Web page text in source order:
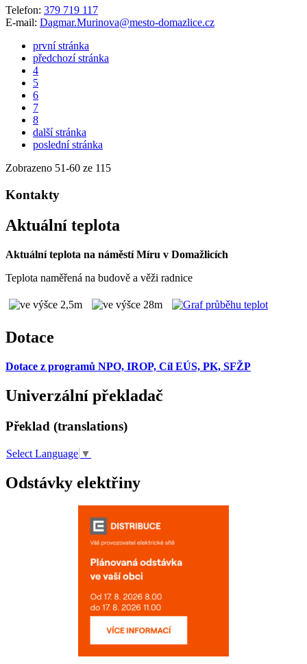
Telefon: 379 719 117
E-mail: Dagmar.Murinova@mesto-domazlice.cz
první stránka
předchozí stránka
4
5
6
7
8
další stránka
poslední stránka
Zobrazeno 51-60 ze 115
Kontakty
Aktuální teplota
Aktuální teplota na náměstí Míru v Domažlicích
Teplota naměřená na budově a věži radnice
Dotace
Dotace z programů NPO, IROP, Cíl EÚS, PK, SFŽP
Univerzální překladač
Překlad (translations)
Select Language ▼
Odstávky elektřiny